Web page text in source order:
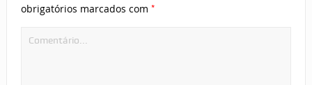
obrigatórios marcados com *